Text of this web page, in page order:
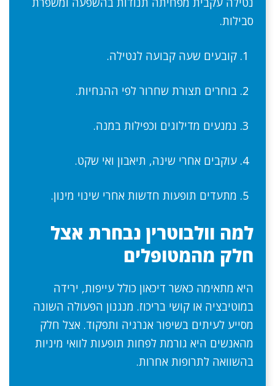
סבילות.
קובעים שעה קבועה לנטילה.
בוחרים תצורת שחרור לפי ההנחיות.
נמנעים מדילוגים וכפילות במנה.
עוקבים אחרי שינה, תיאבון ואי שקט.
מתעדים תופעות חדשות אחרי שינוי מינון.
למה וולבוטרין נבחרת אצל
חלק מהמטופלים
היא מתאימה כאשר דיכאון כולל עייפות, ירידה
במוטיבציה או קושי בריכוז. מנגנון הפעולה השונה
מסייע לעיתים בשיפור אנרגיה ותפקוד. אצל חלק
מהאנשים היא גורמת לפחות תופעות לוואי מיניות
בהשוואה לתרופות אחרות.